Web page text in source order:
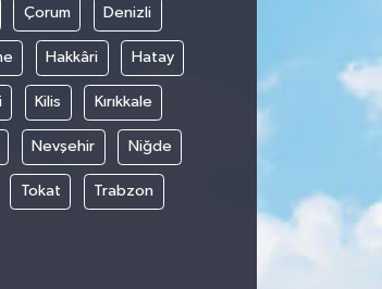
Çorum Denizli
Hakkâri Hatay
Kilis Kırıkkale
Nevşehir Niğde
Tokat Trabzon